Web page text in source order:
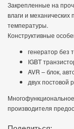
Закрепленные на
влаги и механических
температуры.
Конструктивные
генератор без
IGBT
AVR – блок,
двух постовой
производителя